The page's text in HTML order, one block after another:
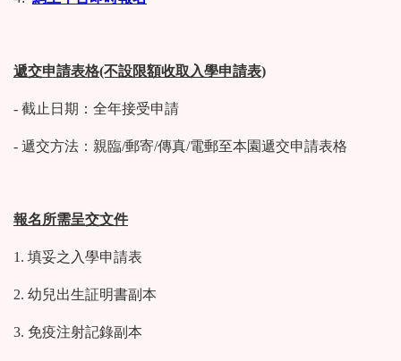
遞交申請表格(不設限額收取入學申請表)
- 截止日期：全年接受申請
- 遞交方法：親臨/郵寄/傳真/電郵至本園遞交申請表格
報名所需呈交文件
1. 填妥之入學申請表
2. 幼兒出生証明書副本
3. 免疫注射記錄副本